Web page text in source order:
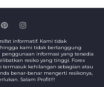
informatif. Kami tidak
kami tidak bertanggung
informasi yang tersedia
resiko yang tinggi. Forex
termasuk kehilangan sebagian atau
benar-benar mengerti resikonya,
Salam Profit!!!